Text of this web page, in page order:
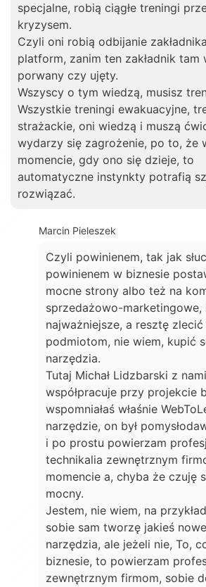
specjalne, robią ciągłe treningi
kryzysem.
Czyli oni robią odbijanie
platform, zanim ten zakładnik tam
porwany czy ujęty.
Wszyscy o tym wiedzą, musisz
Wszystkie treningi ewakuacyjne,
strażackie, oni wiedzą i muszą
wydarzy się zagrożenie, po to, że
momencie, gdy ono się dzieje, to
automatyczne instynkty potrafią
rozwiązać.
Marcin Pieleszek
Czyli powinienem, tak jak
powinienem w biznesie
mocne strony albo też na
sprzedażowo-marketingowe,
najważniejsze, a resztę
podmiotom, nie wiem, kupić
narzędzia.
Tutaj Michał Lidzbarski z
współpracuje przy projekcie
wspomniałaś właśnie
narzędzie, on był
i po prostu powierzam
technikalia zewnętrznym
momencie a, chyba że czuję
mocny.
Jestem, nie wiem, na
sobie sam tworzę jakieś
narzędzia, ale jeżeli nie, To,
biznesie, to powierzam
zewnętrznym firmom, sobie